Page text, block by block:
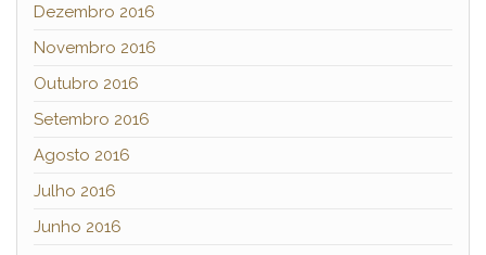
Dezembro 2016
Novembro 2016
Outubro 2016
Setembro 2016
Agosto 2016
Julho 2016
Junho 2016